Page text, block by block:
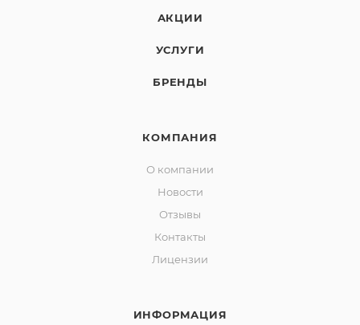
АКЦИИ
УСЛУГИ
БРЕНДЫ
КОМПАНИЯ
О компании
Новости
Отзывы
Контакты
Лицензии
ИНФОРМАЦИЯ